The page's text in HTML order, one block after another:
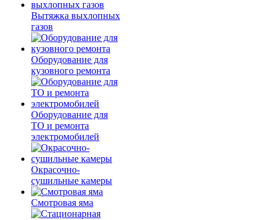
Вытяжка выхлопных
газов
Оборудование для
кузовного ремонта
Оборудование для
ТО и ремонта
электромобилей
Окрасочно-
сушильные камеры
Смотровая яма